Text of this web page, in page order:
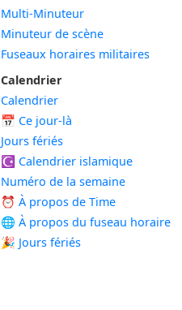
Multi-Minuteur
Minuteur de scène
Fuseaux horaires militaires
Calendrier
Calendrier
📅 Ce jour-là
Jours fériés
☪️ Calendrier islamique
Numéro de la semaine
⏰ À propos de Time
🌐 À propos du fuseau horaire
🎉 Jours fériés